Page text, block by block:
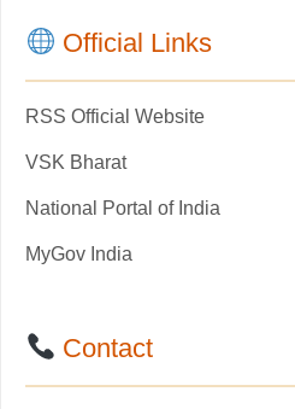
Official Links
RSS Official Website
VSK Bharat
National Portal of India
MyGov India
Contact